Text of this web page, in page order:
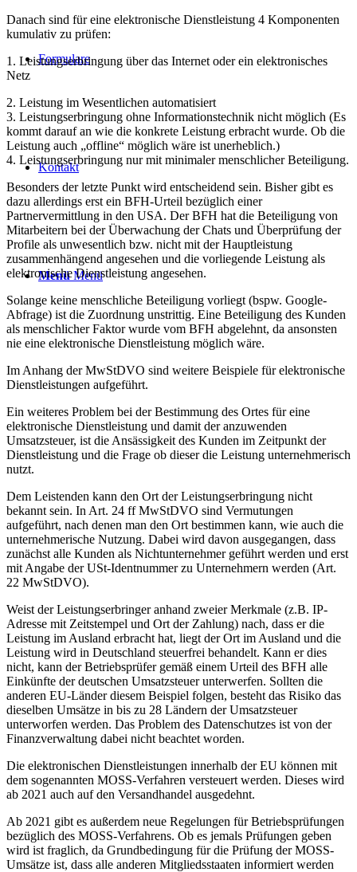
Formulare
Kontakt
Menü Menü
Danach sind für eine elektronische Dienstleistung 4 Komponenten
kumulativ zu prüfen:
1. Leistungserbringung über das Internet oder ein elektronisches
Netz
2. Leistung im Wesentlichen automatisiert
3. Leistungserbringung ohne Informationstechnik nicht möglich (Es
kommt darauf an wie die konkrete Leistung erbracht wurde. Ob die
Leistung auch „offline“ möglich wäre ist unerheblich.)
4. Leistungserbringung nur mit minimaler menschlicher Beteiligung.
Besonders der letzte Punkt wird entscheidend sein. Bisher gibt es
dazu allerdings erst ein BFH-Urteil bezüglich einer
Partnervermittlung in den USA. Der BFH hat die Beteiligung von
Mitarbeitern bei der Überwachung der Chats und Überprüfung der
Profile als unwesentlich bzw. nicht mit der Hauptleistung
zusammenhängend angesehen und die vorliegende Leistung als
elektronische Dienstleistung angesehen.
Solange keine menschliche Beteiligung vorliegt (bspw. Google-
Abfrage) ist die Zuordnung unstrittig. Eine Beteiligung des Kunden
als menschlicher Faktor wurde vom BFH abgelehnt, da ansonsten
nie eine elektronische Dienstleistung möglich wäre.
Im Anhang der MwStDVO sind weitere Beispiele für elektronische
Dienstleistungen aufgeführt.
Ein weiteres Problem bei der Bestimmung des Ortes für eine
elektronische Dienstleistung und damit der anzuwenden
Umsatzsteuer, ist die Ansässigkeit des Kunden im Zeitpunkt der
Dienstleistung und die Frage ob dieser die Leistung unternehmerisch
nutzt.
Dem Leistenden kann den Ort der Leistungserbringung nicht
bekannt sein. In Art. 24 ff MwStDVO sind Vermutungen
aufgeführt, nach denen man den Ort bestimmen kann, wie auch die
unternehmerische Nutzung. Dabei wird davon ausgegangen, dass
zunächst alle Kunden als Nichtunternehmer geführt werden und erst
mit Angabe der USt-Identnummer zu Unternehmern werden (Art.
22 MwStDVO).
Weist der Leistungserbringer anhand zweier Merkmale (z.B. IP-
Adresse mit Zeitstempel und Ort der Zahlung) nach, dass er die
Leistung im Ausland erbracht hat, liegt der Ort im Ausland und die
Leistung wird in Deutschland steuerfrei behandelt. Kann er dies
nicht, kann der Betriebsprüfer gemäß einem Urteil des BFH alle
Einkünfte der deutschen Umsatzsteuer unterwerfen. Sollten die
anderen EU-Länder diesem Beispiel folgen, besteht das Risiko das
dieselben Umsätze in bis zu 28 Ländern der Umsatzsteuer
unterworfen werden. Das Problem des Datenschutzes ist von der
Finanzverwaltung dabei nicht beachtet worden.
Die elektronischen Dienstleistungen innerhalb der EU können mit
dem sogenannten MOSS-Verfahren versteuert werden. Dieses wird
ab 2021 auch auf den Versandhandel ausgedehnt.
Ab 2021 gibt es außerdem neue Regelungen für Betriebsprüfungen
bezüglich des MOSS-Verfahrens. Ob es jemals Prüfungen geben
wird ist fraglich, da Grundbedingung für die Prüfung der MOSS-
Umsätze ist, dass alle anderen Mitgliedsstaaten informiert werden